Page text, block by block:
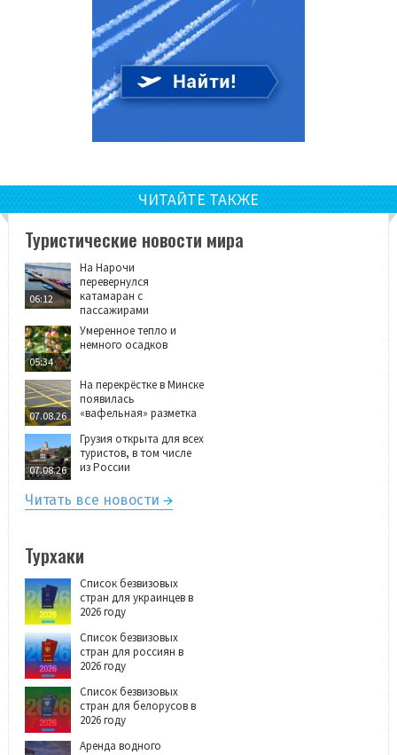
ЧИТАЙТЕ ТАКЖЕ
Туристические новости мира
06:12
На Нарочи
перевернулся
катамаран с
пассажирами
05:34
Умеренное тепло и
немного осадков
07.08.26
На перекрёстке в Минске
появилась
«вафельная» разметка
07.08.26
Грузия открыта для всех
туристов, в том числе
из России
Читать все новости
Турхаки
Список безвизовых
стран для украинцев в
2026 году
Список безвизовых
стран для россиян в
2026 году
Список безвизовых
стран для белорусов в
2026 году
Аренда водного